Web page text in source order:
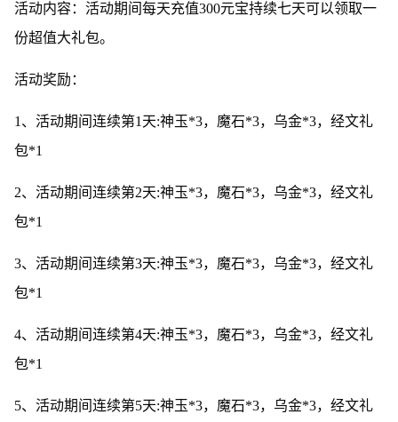
活动内容：活动期间每天充值300元宝持续七天可以领取一
份超值大礼包。
活动奖励：
1、活动期间连续第1天:神玉*3，魔石*3，乌金*3，经文礼
包*1
2、活动期间连续第2天:神玉*3，魔石*3，乌金*3，经文礼
包*1
3、活动期间连续第3天:神玉*3，魔石*3，乌金*3，经文礼
包*1
4、活动期间连续第4天:神玉*3，魔石*3，乌金*3，经文礼
包*1
5、活动期间连续第5天:神玉*3，魔石*3，乌金*3，经文礼